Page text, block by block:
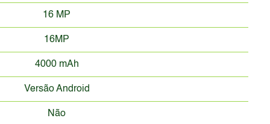
16 MP
16MP
4000 mAh
Versão Android
Não